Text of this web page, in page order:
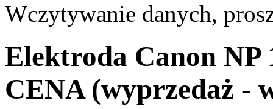
Wczytywanie danych,
Elektroda Canon NP
CENA (wyprzedaż -